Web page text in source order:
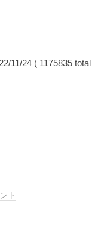
11/24 ( 1175835 total
ト